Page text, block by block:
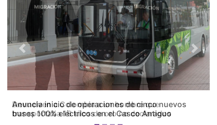
Devuelven a Colombia a un hombre que
transportaba 16 kilos de oro no declarados
Previous Next